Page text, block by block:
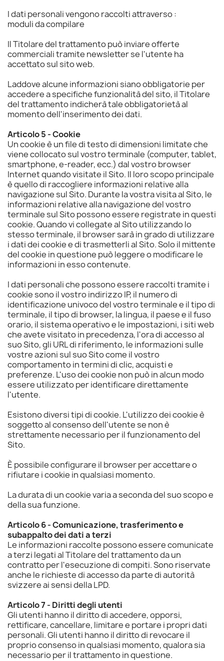
I dati personali vengono raccolti attraverso :
moduli da compilare
Il Titolare del trattamento può inviare offerte
commerciali tramite newsletter se l'utente ha
accettato sul sito web.
Laddove alcune informazioni siano obbligatorie per
accedere a specifiche funzionalità del sito, il Titolare
del trattamento indicherà tale obbligatorietà al
momento dell'inserimento dei dati.
Articolo 5 - Cookie
Un cookie è un file di testo di dimensioni limitate che
viene collocato sul vostro terminale (computer, tablet,
smartphone, e-reader, ecc.) dal vostro browser
Internet quando visitate il Sito. Il loro scopo principale
è quello di raccogliere informazioni relative alla
navigazione sul Sito. Durante la vostra visita al Sito, le
informazioni relative alla navigazione del vostro
terminale sul Sito possono essere registrate in questi
cookie. Quando vi collegate al Sito utilizzando lo
stesso terminale, il browser sarà in grado di utilizzare
i dati dei cookie e di trasmetterli al Sito. Solo il mittente
del cookie in questione può leggere o modificare le
informazioni in esso contenute.
I dati personali che possono essere raccolti tramite i
cookie sono il vostro indirizzo IP, il numero di
identificazione univoco del vostro terminale e il tipo di
terminale, il tipo di browser, la lingua, il paese e il fuso
orario, il sistema operativo e le impostazioni, i siti web
che avete visitato in precedenza, l'ora di accesso al
suo Sito, gli URL di riferimento, le informazioni sulle
vostre azioni sul suo Sito come il vostro
comportamento in termini di clic, acquisti e
preferenze. L'uso dei cookie non può in alcun modo
essere utilizzato per identificare direttamente
l'utente.
Esistono diversi tipi di cookie. L'utilizzo dei cookie è
soggetto al consenso dell'utente se non è
strettamente necessario per il funzionamento del
Sito.
È possibile configurare il browser per accettare o
rifiutare i cookie in qualsiasi momento.
La durata di un cookie varia a seconda del suo scopo e
della sua funzione.
Articolo 6 - Comunicazione, trasferimento e
subappalto dei dati a terzi
Le informazioni raccolte possono essere comunicate
a terzi legati al Titolare del trattamento da un
contratto per l'esecuzione di compiti. Sono riservate
anche le richieste di accesso da parte di autorità
svizzere ai sensi della LPD.
Articolo 7 - Diritti degli utenti
Gli utenti hanno il diritto di accedere, opporsi,
rettificare, cancellare, limitare e portare i propri dati
personali. Gli utenti hanno il diritto di revocare il
proprio consenso in qualsiasi momento, qualora sia
necessario per il trattamento in questione.